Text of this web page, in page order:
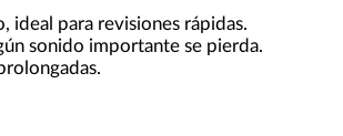
ideal para revisiones rápidas.
sonido importante se pierda.